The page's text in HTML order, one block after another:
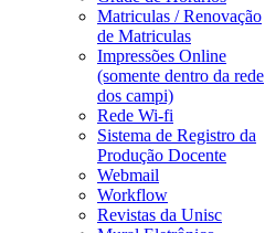
Matriculas / Renovação
de Matriculas
Impressões Online
(somente dentro da rede
dos campi)
Rede Wi-fi
Sistema de Registro da
Produção Docente
Webmail
Workflow
Revistas da Unisc